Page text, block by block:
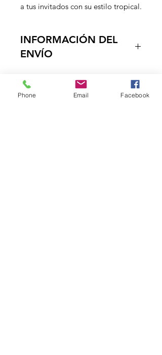
a tus invitados con su estilo tropical.
INFORMACIÓN DEL
ENVÍO
puerta de su negocio, en un tiempo
estimado de 1 a dos dias habiles, ya
Phone Email Facebook